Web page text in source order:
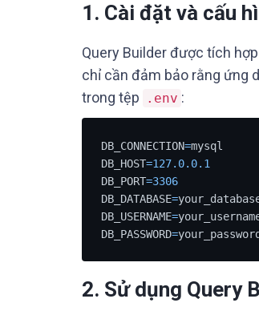
1. Cài đặt và cấu
Query Builder được tích
chỉ cần đảm bảo rằng ứng
trong tệp
.env :
DB_CONNECTION=mysql
DB_HOST=127.0.0.1
DB_PORT=3306
DB_DATABASE=
DB_USERNAME=
DB_PASSWORD=
2. Sử dụng Query